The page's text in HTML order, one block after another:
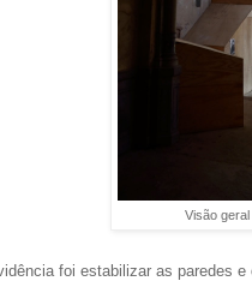
Visão geral
foi estabilizar as paredes